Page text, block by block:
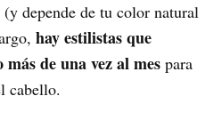
depende de tu color natural
hay estilistas que
de una vez al mes para
cabello.